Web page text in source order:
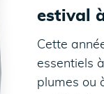
estival
Cette
essentiels
plumes ou